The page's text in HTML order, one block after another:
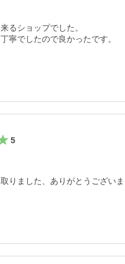
るショップでした。
寧でしたので良かったです。
5
りました、ありがとうござい